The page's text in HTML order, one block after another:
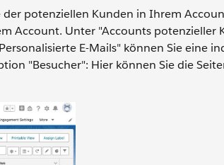
potenziellen Kunden in Ihrem
Account. Unter "Accounts potenzieller
E-Mails" können Sie eine
"Besucher": Hier können Sie die